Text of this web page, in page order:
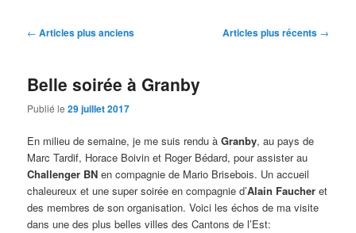
Navigation
← Articles plus anciens Articles plus récents →
Belle soirée à Granby
Publié le29 juillet 2017
En milieu de semaine, je me suis rendu àGranby, au pays de
Marc Tardif, Horace Boivin et Roger Bédard, pour assister au
Challenger BNen compagnie de Mario Brisebois. Un accueil
chaleureux et une super soirée en compagnie d’Alain Faucher et
des membres de son organisation. Voici les échos de ma visite
dans une des plus belles villes des Cantons de l’Est: